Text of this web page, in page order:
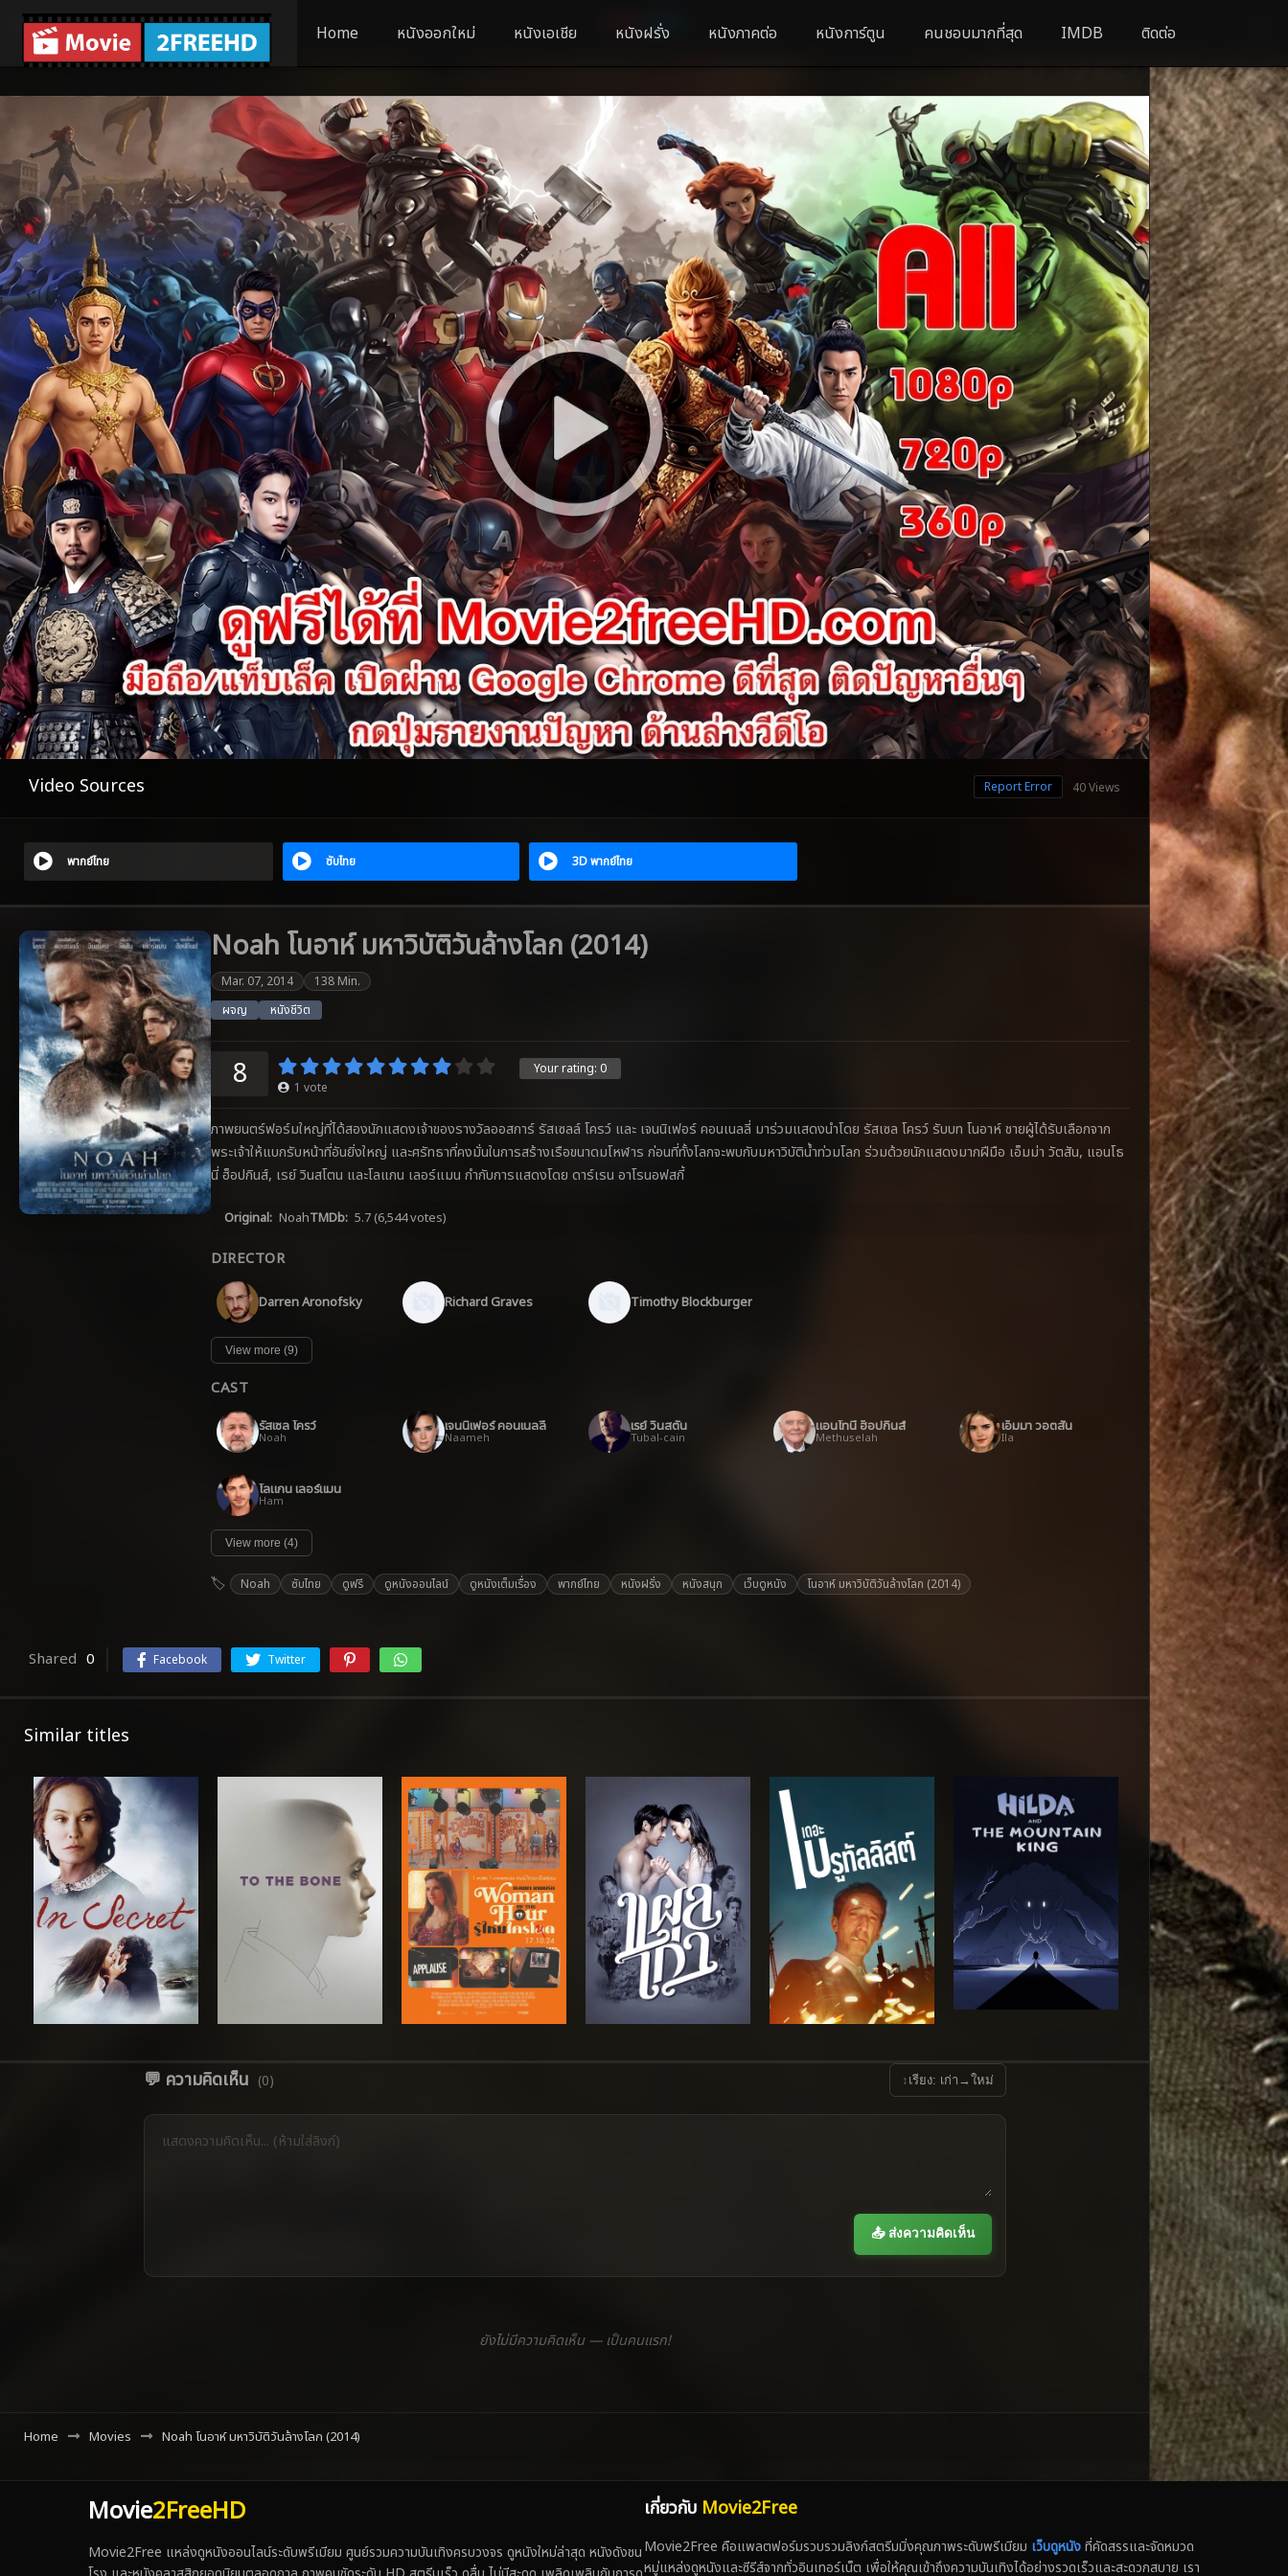
Home หนังออกใหม่ หนังเอเชีย หนังฝรั่ง หนังภาคต่อ หนังการ์ตูน คนชอบมากที่สุด IMDB ติดต่อ
Video Sources 40 Views
Report Error
พากย์ไทย ซับไทย 3D พากย์ไทย
Noah โนอาห์ มหาวิบัติวันล้างโลก (2014)
Mar. 07, 2014
138 Min.
ผจญ
หนังชีวิต
Your rating: 0
8 1 vote
ภาพยนตร์ฟอร์มใหญ่ที่ได้สองนักแสดงเจ้าของรางวัลออสการ์ รัสเซลล์ โครว์ และ เจนนิเฟอร์ คอนเนลลี่ มาร่วมแสดงนำโดย รัสเซล โครว์ รับบท โนอาห์ ชายผู้ได้รับเลือกจาก
พระเจ้าให้แบกรับหน้าที่อันยิ่งใหญ่ และศรัทธาที่คงมั่นในการสร้างเรือขนาดมโหฬาร ก่อนที่ทั้งโลกจะพบกับมหาวิบัติน้ำท่วมโลก ร่วมด้วยนักแสดงมากฝีมือ เอ็มม่า วัตสัน, แอนโธ
นี่ ฮ็อปกินส์, เรย์ วินสโตน และโลแกน เลอร์แมน กำกับการแสดงโดย ดาร์เรน อาโรนอฟสกี้
Original: NoahTMDb: 5.7 (6,544 votes)
DIRECTOR
Darren Aronofsky Richard Graves Timothy Blockburger
View more (9)
CAST
รัสเซล โครว์
Noah
เจนนิเฟอร์ คอนเนลลี
Naameh
เรย์ วินสตัน
Tubal-cain
แอนโทนี ฮ็อปกินส์
Methuselah
เอ็มมา วอตสัน
Ila
โลแกน เลอร์แมน
Ham
View more (4)
Noah ซับไทย ดูฟรี ดูหนังออนไลน์ ดูหนังเต็มเรื่อง พากย์ไทย หนังฝรั่ง หนังสนุก เว็บดูหนัง โนอาห์ มหาวิบัติวันล้างโลก (2014)
Shared 0 Facebook Twitter
Similar titles
💬 ความคิดเห็น (0) ↕ เรียง: เก่า→ใหม่
📤 ส่งความคิดเห็น
ยังไม่มีความคิดเห็น — เป็นคนแรก!
Home Movies Noah โนอาห์ มหาวิบัติวันล้างโลก (2014)
Movie2FreeHD
Movie2Free แหล่งดูหนังออนไลน์ระดับพรีเมียม ศูนย์รวมความบันเทิงครบวงจร ดูหนังใหม่ล่าสุด หนังดังชน
เกี่ยวกับ Movie2Free
Movie2Free คือแพลตฟอร์มรวบรวมลิงก์สตรีมมิ่งคุณภาพระดับพรีเมียม เว็บดูหนังที่คัดสรรและจัดหมวด
หมู่แหล่งดูหนังและซีรีส์จากทั่วอินเทอร์เน็ต เพื่อให้คุณเข้าถึงความบันเทิงได้อย่างรวดเร็วและสะดวกสบาย เรา